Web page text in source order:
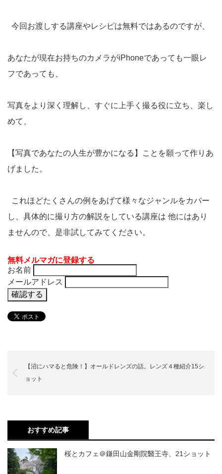
今回お渡しする講座やレシピは無料ではあるのですが、
あなたが現在お持ちのカメラがiPhoneであっても一眼レ
フであっても、
写真をより深く理解し、すぐに上手く撮る役に立ち、楽し
めて、
【写真であなたの人生が豊かになる】ことを願って作りあ
げました。
これほどたくさんの例をあげて様々なジャンルをカバー
し、具体的に撮り方の解説をしている講座は 他にはあり
ませんので、是非試してみてください。
無料メルマガに登録する
お名前
メールアドレス
【沼にハマると危険！】オールドレンズの話。レンズ４種紹介15シ
ョット
おすすめ記事
桜とカフェ＠鎌田山金剛院醫王寺、21ショット